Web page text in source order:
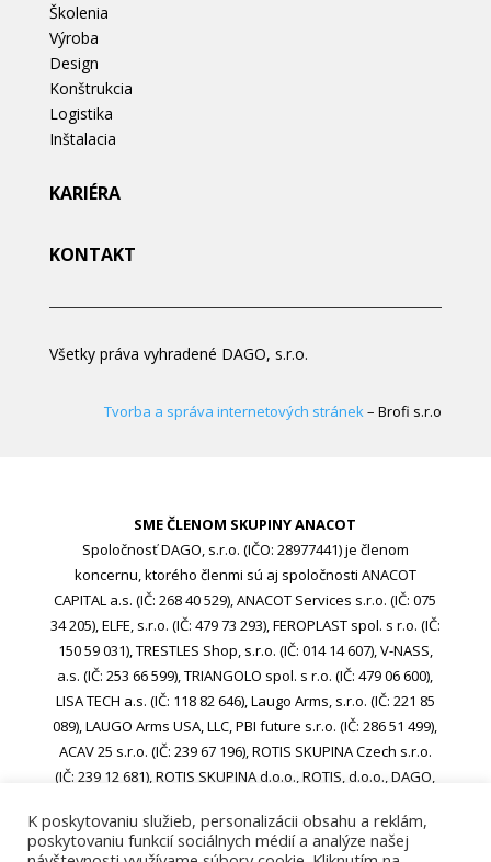
Školenia
Výroba
Design
Konštrukcia
Logistika
Inštalacia
KARIÉRA
KONTAKT
Všetky práva vyhradené DAGO, s.r.o.
Tvorba a správa internetových stránek– Brofi s.r.o
SME ČLENOM SKUPINY ANACOT
Spoločnosť DAGO, s.r.o. (IČO: 28977441) je členom
koncernu, ktorého členmi sú aj spoločnosti ANACOT
CAPITAL a.s. (IČ: 268 40 529), ANACOT Services s.r.o. (IČ: 075
34 205), ELFE, s.r.o. (IČ: 479 73 293), FEROPLAST spol. s r.o. (IČ:
150 59 031), TRESTLES Shop, s.r.o. (IČ: 014 14 607), V-NASS,
a.s. (IČ: 253 66 599), TRIANGOLO spol. s r.o. (IČ: 479 06 600),
LISA TECH a.s. (IČ: 118 82 646), Laugo Arms, s.r.o. (IČ: 221 85
089), LAUGO Arms USA, LLC, PBI future s.r.o. (IČ: 286 51 499),
ACAV 25 s.r.o. (IČ: 239 67 196), ROTIS SKUPINA Czech s.r.o.
(IČ: 239 12 681), ROTIS SKUPINA d.o.o., ROTIS, d.o.o., DAGO,
26-B s.r.o. (IČO: 24970662)
K poskytovaniu služieb, personalizácii obsahu a reklám,
poskytovaniu funkcií sociálnych médií a analýze našej